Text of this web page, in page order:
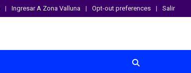
Ingresar A Zona Valluna Opt-out preferences Salir